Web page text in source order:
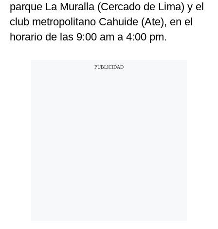
parque La Muralla (Cercado de Lima) y el
club metropolitano Cahuide (Ate), en el
horario de las 9:00 am a 4:00 pm.